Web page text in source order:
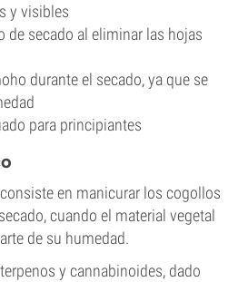
y visibles
de secado al eliminar las hojas
durante el secado, ya que se
para principiantes
en manicurar los cogollos
cuando el material vegetal
de su humedad.
y cannabinoides, dado